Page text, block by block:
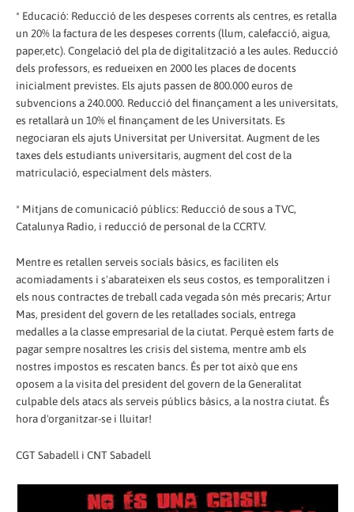
* Educació: Reducció de les despeses corrents als centres, es retalla
un 20% la factura de les despeses corrents (llum, calefacció, aigua,
paper,etc). Congelació del pla de digitalització a les aules. Reducció
dels professors, es redueixen en 2000 les places de docents
inicialment previstes. Els ajuts passen de 800.000 euros de
subvencions a 240.000. Reducció del finançament a les universitats,
es retallarà un 10% el finançament de les Universitats. Es
negociaran els ajuts Universitat per Universitat. Augment de les
taxes dels estudiants universitaris, augment del cost de la
matriculació, especialment dels màsters.
* Mitjans de comunicació públics: Reducció de sous a TVC,
Catalunya Radio, i reducció de personal de la CCRTV.
Mentre es retallen serveis socials bàsics, es faciliten els
acomiadaments i s'abarateixen els seus costos, es temporalitzen i
els nous contractes de treball cada vegada són més precaris; Artur
Mas, president del govern de les retallades socials, entrega
medalles a la classe empresarial de la ciutat. Perquè estem farts de
pagar sempre nosaltres les crisis del sistema, mentre amb els
nostres impostos es rescaten bancs. És per tot això que ens
oposem a la visita del president del govern de la Generalitat
culpable dels atacs als serveis públics bàsics, a la nostra ciutat. És
hora d'organitzar-se i lluitar!
CGT Sabadell i CNT Sabadell